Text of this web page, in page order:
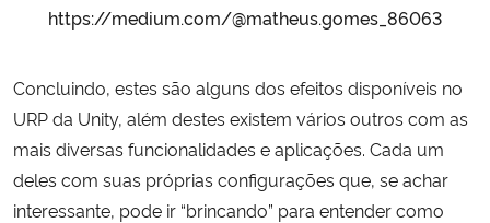
https://medium.com/@matheus.gomes_86063
Concluindo, estes são alguns dos efeitos disponíveis no
URP da Unity, além destes existem vários outros com as
mais diversas funcionalidades e aplicações. Cada um
deles com suas próprias configurações que, se achar
interessante, pode ir “brincando” para entender como